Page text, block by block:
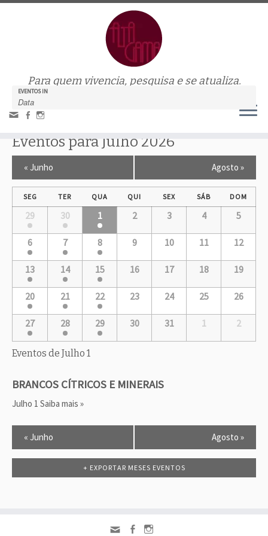
Para quem vivencia, pesquisa e se atualiza.
EVENTOS IN
Eventos para Julho 2026
v
g
M
s
l
e
á
r
i
o
« Junho Agosto »
SEG TER QUA QUI SEX SÁB DOM
29 30 1 2 3 4 5
6 7 8 9 10 11 12
13 14 15 16 17 18 19
20 21 22 23 24 25 26
27 28 29 30 31 1 2
Eventos de Julho 1
BRANCOS CÍTRICOS E MINERAIS
Julho 1 Saiba mais »
v
g
« Junho Agosto »
+ EXPORTAR MESES EVENTOS